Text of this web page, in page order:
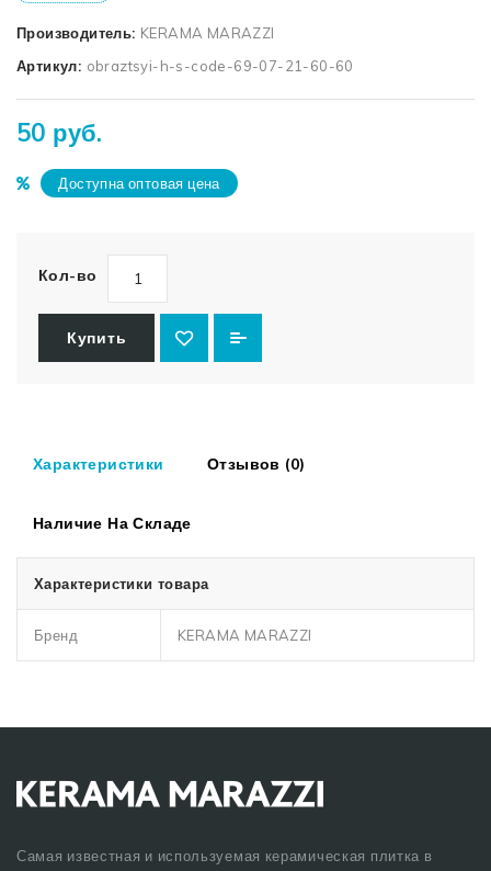
Производитель: KERAMA MARAZZI
Артикул: obraztsyi-h-s-code-69-07-21-60-60
50 руб.
Доступна оптовая цена
Кол-во
Купить
Характеристики Отзывов (0)
Наличие На Складе
Характеристики товара
Бренд KERAMA MARAZZI
Самая известная и используемая керамическая плитка в